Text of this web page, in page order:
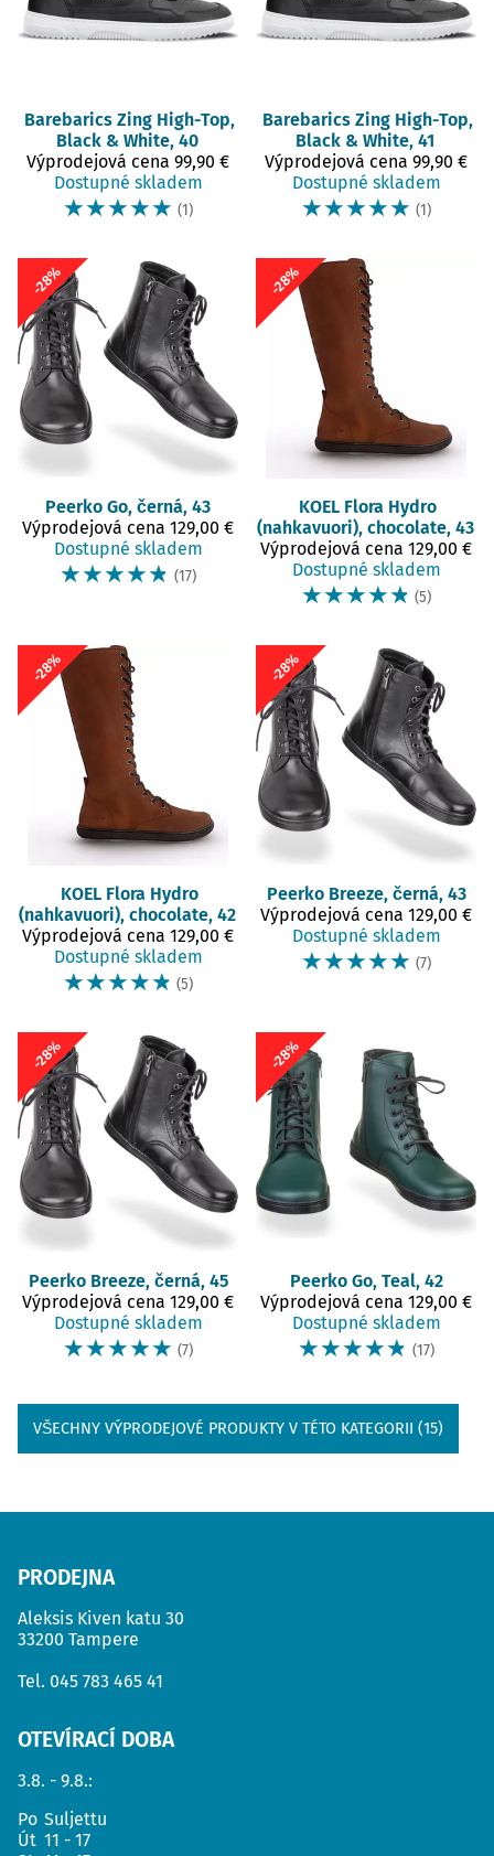
Barebarics Zing High-Top,
Black & White, 40
Výprodejová cena 99,90 €
Dostupné skladem
☆☆☆☆☆ (1)
Barebarics Zing High-Top,
Black & White, 41
Výprodejová cena 99,90 €
Dostupné skladem
☆☆☆☆☆ (1)
-28%
Peerko Go, černá, 43
Výprodejová cena 129,00 €
Dostupné skladem
☆☆☆☆☆ (17)
-28%
KOEL Flora Hydro
(nahkavuori), chocolate, 43
Výprodejová cena 129,00 €
Dostupné skladem
☆☆☆☆☆ (5)
-28%
KOEL Flora Hydro
(nahkavuori), chocolate, 42
Výprodejová cena 129,00 €
Dostupné skladem
☆☆☆☆☆ (5)
-28%
Peerko Breeze, černá, 43
Výprodejová cena 129,00 €
Dostupné skladem
☆☆☆☆☆ (7)
-28%
Peerko Breeze, černá, 45
Výprodejová cena 129,00 €
Dostupné skladem
☆☆☆☆☆ (7)
-28%
Peerko Go, Teal, 42
Výprodejová cena 129,00 €
Dostupné skladem
☆☆☆☆☆ (17)
VŠECHNY VÝPRODEJOVÉ PRODUKTY V TÉTO KATEGORII (15)
PRODEJNA
Aleksis Kiven katu 30
33200 Tampere
Tel. 045 783 465 41
OTEVÍRACÍ DOBA
3.8. - 9.8.:
Po Suljettu
Út 11 - 17